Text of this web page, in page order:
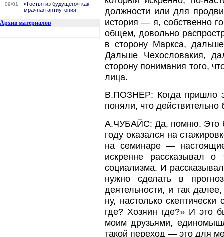
09/01
«Гостья из будущего» как
мрачная антиутопия
Архив материалов
должности или для
история — я, собственно
общем, довольно
в сторону Маркса,
Дальше Чехословакия,
сторону понимания того,
лица.
В.ПОЗНЕР: Когда пришло
поняли, что действительно
А.ЧУБАЙС: Да, помню. Это
году оказался на
на семинаре —
искренне рассказывал
социализма. И
нужно сделать в
деятельности, и так
ну, настолько
где? Хозяин где?» И это
моим друзьями,
такой переход — это для